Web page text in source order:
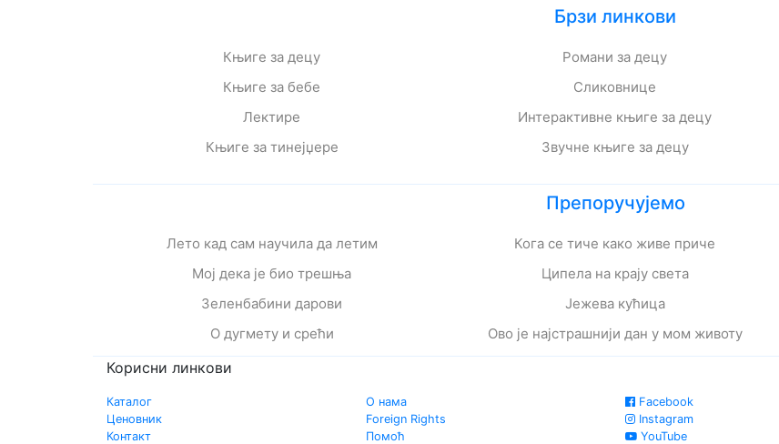
Брзи линкови
Књиге за децу
Књиге за бебе
Лектире
Књиге за тинејџере
Романи за децу
Сликовнице
Интерактивне књиге за децу
Звучне књиге за децу
Препоручујемо
Лето кад сам научила да летим
Мој дека је био трешња
Зеленбабини дарови
О дугмету и срећи
Кога се тиче како живе приче
Ципела на крају света
Јежева кућица
Ово је најстрашнији дан у мом животу
Корисни линкови
Каталог
Ценовник
Контакт
О нама
Foreign Rights
Помоћ
Facebook
Instagram
YouTube